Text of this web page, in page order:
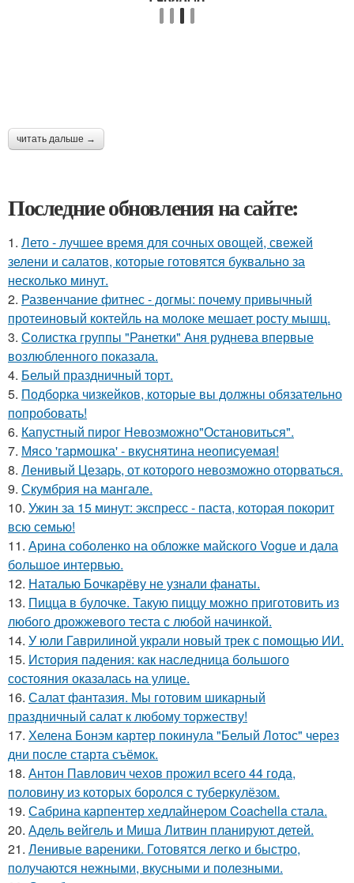
читать дальше →
Последние обновления на сайте:
1. Лето - лучшее время для сочных овощей, свежей
зелени и салатов, которые готовятся буквально за
несколько минут.
2. Развенчание фитнес - догмы: почему привычный
протеиновый коктейль на молоке мешает росту мышц.
3. Солистка группы "Ранетки" Аня руднева впервые
возлюбленного показала.
4. Белый праздничный торт.
5. Подборка чизкейков, которые вы должны обязательно
попробовать!
6. Капустный пирог Невозможно"Остановиться".
7. Мясо 'гармошка' - вкуснятина неописуемая!
8. Ленивый Цезарь, от которого невозможно оторваться.
9. Скумбрия на мангале.
10. Ужин за 15 минут: экспресс - паста, которая покорит
всю семью!
11. Арина соболенко на обложке майского Vogue и дала
большое интервью.
12. Наталью Бочкарёву не узнали фанаты.
13. Пицца в булочке. Такую пиццу можно приготовить из
любого дрожжевого теста с любой начинкой.
14. У юли Гаврилиной украли новый трек с помощью ИИ.
15. История падения: как наследница большого
состояния оказалась на улице.
16. Салат фантазия. Мы готовим шикарный
праздничный салат к любому торжеству!
17. Хелена Бонэм картер покинула "Белый Лотос" через
дни после старта съёмок.
18. Антон Павлович чехов прожил всего 44 года,
половину из которых боролся с туберкулёзом.
19. Сабрина карпентер хедлайнером Coachella стала.
20. Адель вейгель и Миша Литвин планируют детей.
21. Ленивые вареники. Готовятся легко и быстро,
получаются нежными, вкусными и полезными.